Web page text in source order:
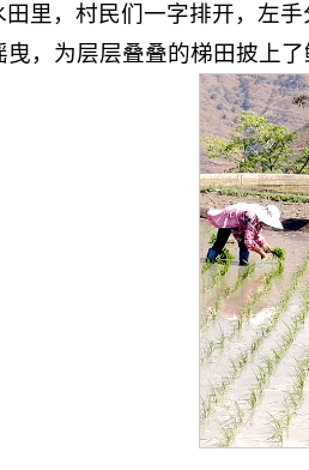
田里，村民们一字排开，左
，为层层叠叠的梯田披上了